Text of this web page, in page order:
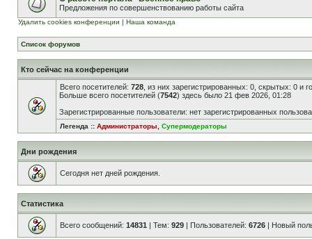
Предложения по совершенствованию работы сайта
Удалить cookies конференции | Наша команда
Список форумов
Кто сейчас на конференции
Всего посетителей: 728 , из них зарегистрированных: 0, скрытых: 0 и
Больше всего посетителей (7542) здесь было 21 фев 2026, 01:28
Зарегистрированные пользователи: нет зарегистрированных
Легенда :: Администраторы Супермодераторы
Дни рождения
Сегодня нет дней рождения.
Статистика
Всего сообщений: 14831 | Тем: 929 | Пользователей: 6726 | Новый